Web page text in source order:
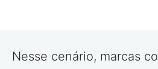
Nesse cenário, marcas